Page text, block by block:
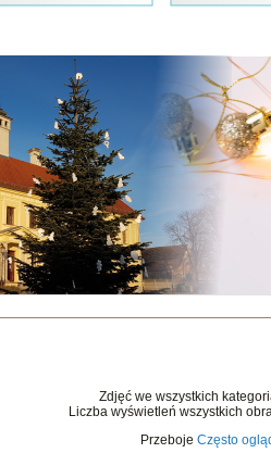
Zdjęć we wszystkich
Liczba wyświetleń wszystkich
PrzebojeCzęsto